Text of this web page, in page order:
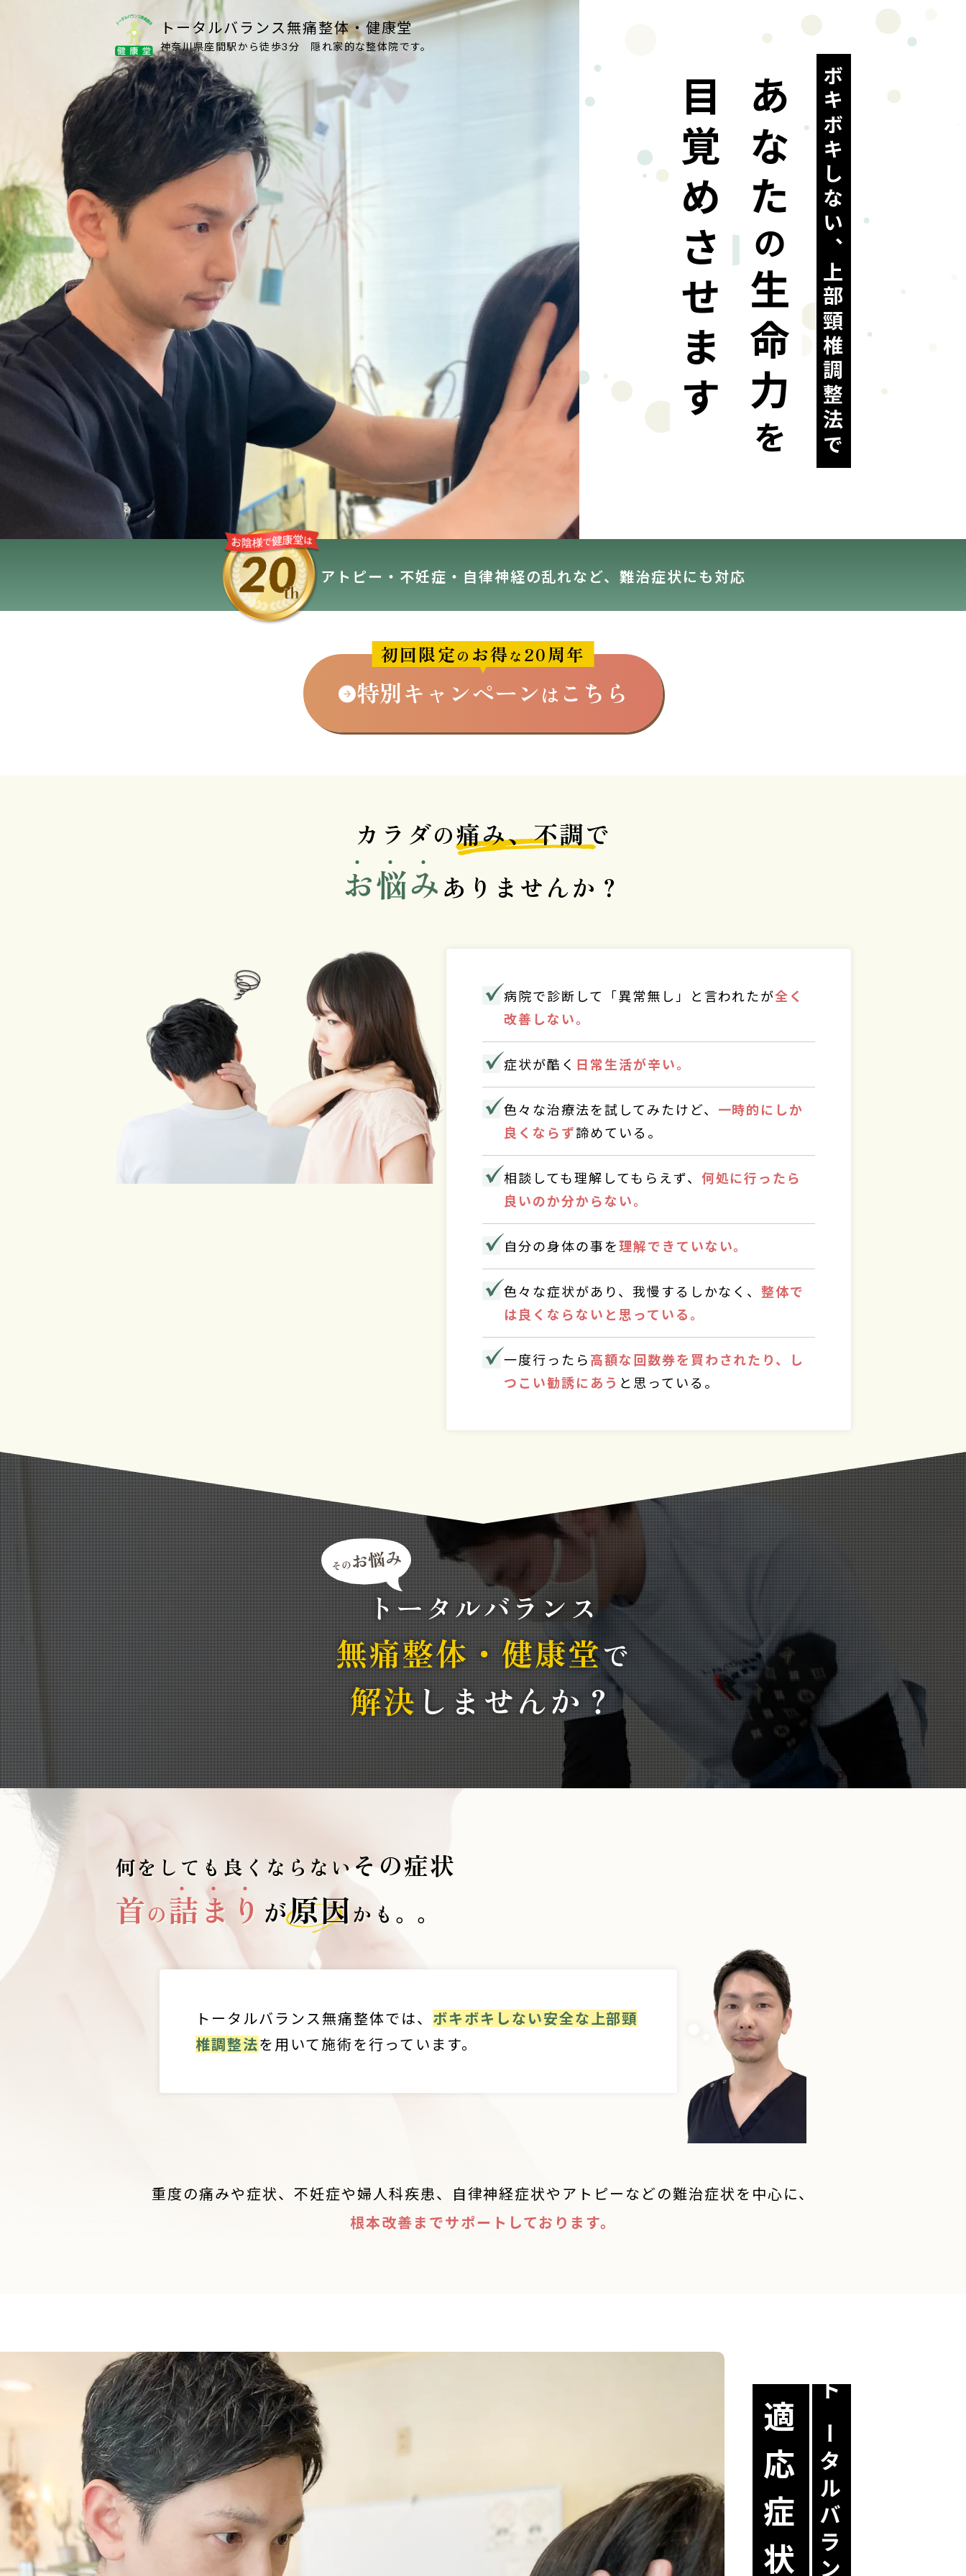
トータルバランス無痛整体・健康堂
神奈川県座間駅から徒歩3分 隠れ家的な整体院です。
ボキボキしない、上部頸椎調整法で
あなた
の
生命力
を
目覚めさせます
アトピー・不妊症・自律神経の乱れなど、難治症状にも対応
初回限定の お得な 20周年
特別キャンペーンは こちら
カラダの痛み、不調で
お悩みありませんか？
病院で診断して「異常無し」と言われたが全く
改善しない。
症状が酷く 日常生活が辛い。
色々な治療法を試してみたけど、 一時的にしか
良くならず諦めている。
相談しても理解してもらえず、 何処に行ったら
良いのか分からない。
自分の身体の事を 理解できていない。
色々な症状があり、我慢するしかなく、整体で
は良くならないと思っている。
一度行ったら 高額な回数券を買わされたり、し
つこい勧誘にあう と思っている。
トータルバランス
無痛整体・健康堂で
解決しませんか？
何をしても良くならないその症状
首の詰ま り が原因かも。。
トータルバランス無痛整体では、 ボキボキしない安全な上部頸
椎調整法を用いて施術を行っています。
重度の痛みや症状、不妊症や婦人科疾患、自律神経症状やアトピーなどの難治症状を中心に、
根本改善までサポートしております。
適応症状